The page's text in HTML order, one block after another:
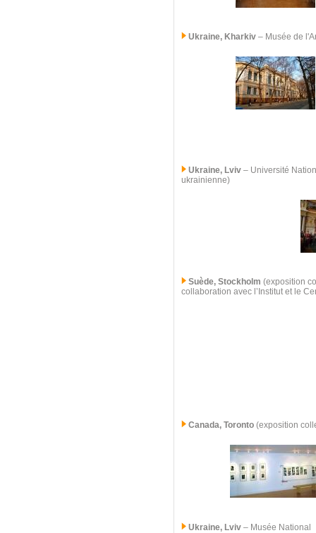
Ukraine, Kharkiv – Musée de
Ukraine, Lviv – Université
ukrainienne)
Suède, Stockholm (exposition
collaboration avec l’Institut et le
Canada, Toronto (exposition
Ukraine, Lviv – Musée National